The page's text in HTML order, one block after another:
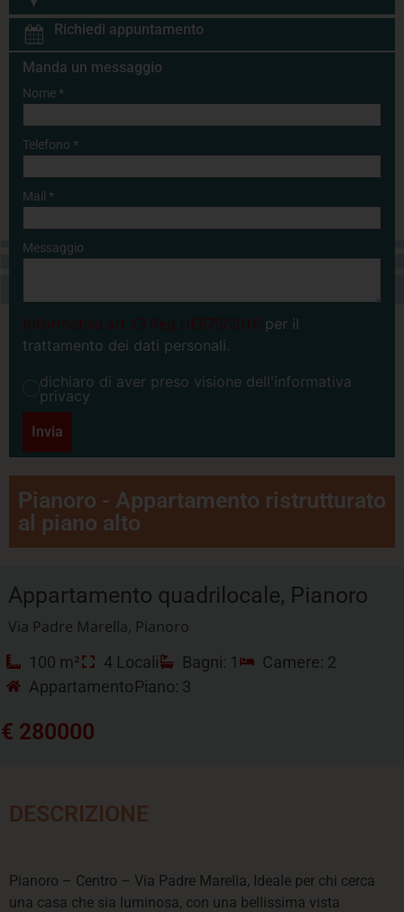
Richiedi appuntamento
Manda un messaggio
Nome*
Telefono *
Mail *
Messaggio
Informativa art.13 Reg.UE679/2016 per il
trattamento dei dati personali.
dichiaro di aver preso visione dell'informativa
privacy
Invia
Pianoro - Appartamento ristrutturato
al piano alto
Appartamento quadrilocale, Pianoro
Via Padre Marella, Pianoro
100 m² 4 Locali Bagni: 1
Camere: 2
AppartamentoPiano: 3
€ 280000
DESCRIZIONE
Pianoro – Centro – Via Padre Marella, Ideale per chi cerca
una casa che sia luminosa, con una bellissima vista